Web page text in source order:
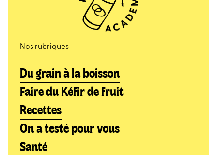
Nos rubriques
Du grain à la boisson
Faire du Kéfir de fruit
Recettes
On a testé pour vous
Santé